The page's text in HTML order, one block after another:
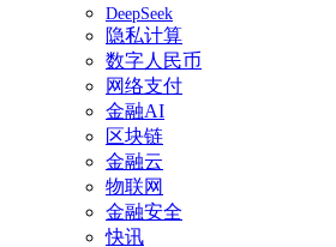
DeepSeek
隐私计算
数字人民币
网络支付
金融AI
区块链
金融云
物联网
金融安全
快讯